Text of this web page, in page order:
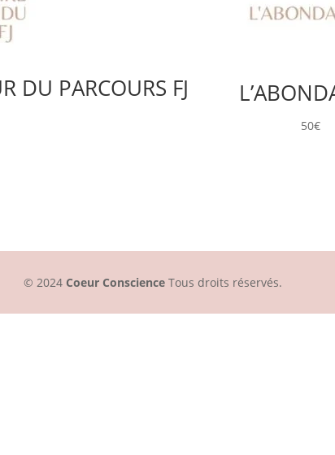
DU PARCOURS FJ
50€
© 2024 Coeur Conscience Tous droits réservés.